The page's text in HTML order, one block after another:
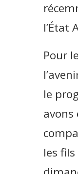
l’État
Pour
le
avons
les